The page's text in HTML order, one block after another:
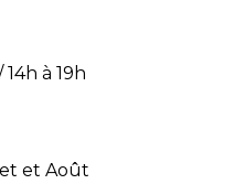
à 19h
et Août